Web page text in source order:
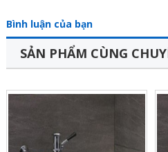
Bình luận của bạn
SẢN PHẨM CÙNG